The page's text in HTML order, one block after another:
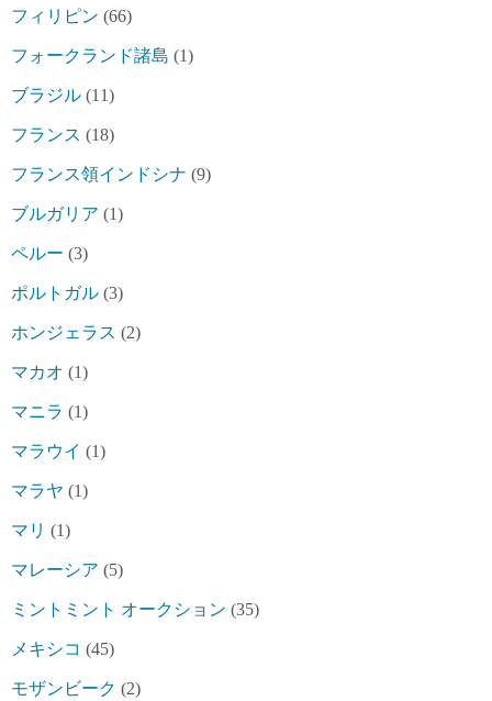
フィリピン (66)
フォークランド諸島 (1)
ブラジル (11)
フランス (18)
フランス領インドシナ (9)
ブルガリア (1)
ペルー (3)
ポルトガル (3)
ホンジェラス (2)
マカオ (1)
マニラ (1)
マラウイ (1)
マラヤ (1)
マリ (1)
マレーシア (5)
ミントミント オークション (35)
メキシコ (45)
モザンビーク (2)